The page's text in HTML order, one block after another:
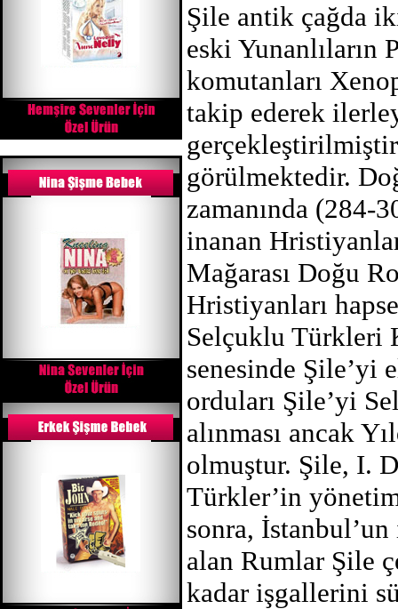
Şile antik çağda
eski Yunanlıların
komutanları
takip ederek
görülmektedir.
zamanında (284-
inanan
Mağarası Doğu
Hristiyanları
Selçuklu Türkleri
senesinde Şile’yi
orduları Şile’yi
alınması ancak
olmuştur. Şile, I.
Türkler’in
sonra,
alan Rumlar Şile
kadar işgallerini